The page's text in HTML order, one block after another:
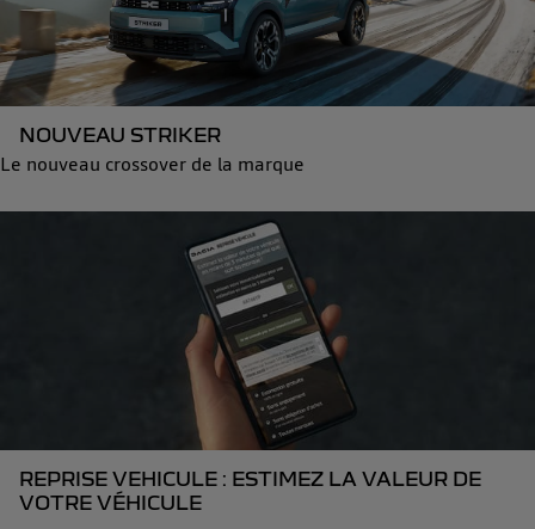
NOUVEAU STRIKER
Le nouveau crossover de la marque
REPRISE VEHICULE : ESTIMEZ LA VALEUR DE
VOTRE VÉHICULE